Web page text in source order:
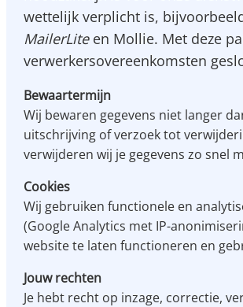
wettelijk verplicht is,
MailerLiteen Mollie. Met deze
verwerkersovereenkomsten
Bewaartermijn
Wij bewaren gegevens niet langer
uitschrijving of verzoek tot
verwijderen wij je gegevens zo snel
Cookies
Wij gebruiken functionele en
(Google Analytics met IP-
website te laten functioneren en
Jouw rechten
Je hebt recht op inzage, correctie,